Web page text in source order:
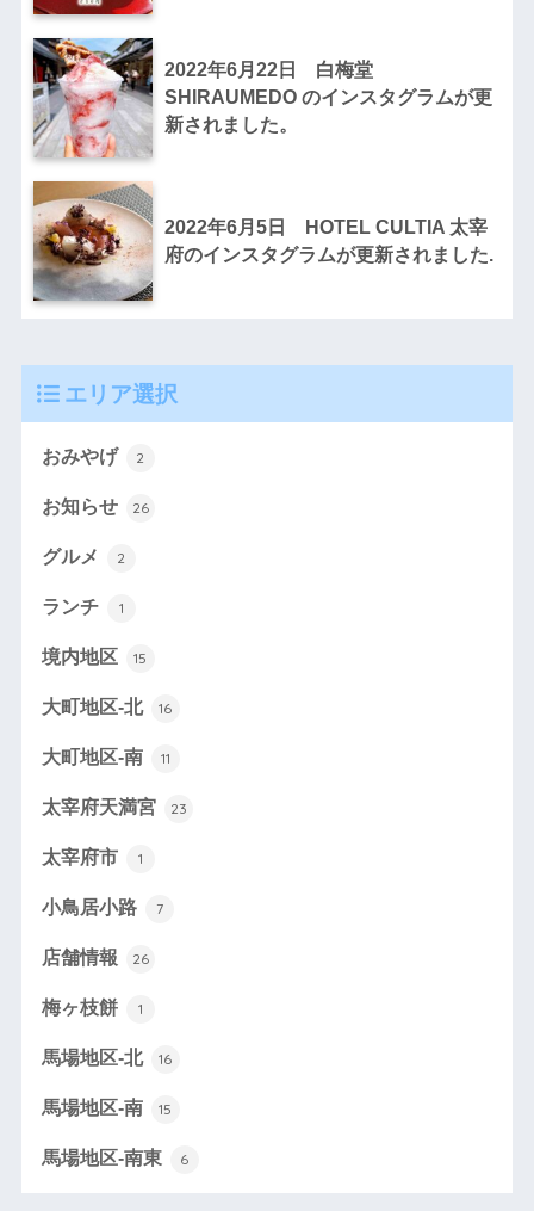
2022年6月22日 白梅堂
SHIRAUMEDO のインスタグラムが更
新されました。
2022年6月5日 HOTEL CULTIA 太宰
府のインスタグラムが更新されました.
エリア選択
おみやげ 2
お知らせ 26
グルメ 2
ランチ 1
境内地区 15
大町地区-北 16
大町地区-南 11
太宰府天満宮 23
太宰府市 1
小鳥居小路 7
店舗情報 26
梅ヶ枝餅 1
馬場地区-北 16
馬場地区-南 15
馬場地区-南東 6